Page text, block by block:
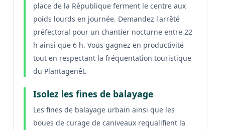
place de la République ferment le centre aux
poids lourds en journée. Demandez l'arrêté
préfectoral pour un chantier nocturne entre 22
h ainsi que 6 h. Vous gagnez en productivité
tout en respectant la fréquentation touristique
du Plantagenêt.
Isolez les fines de balayage
Les fines de balayage urbain ainsi que les
boues de curage de caniveaux requalifient la